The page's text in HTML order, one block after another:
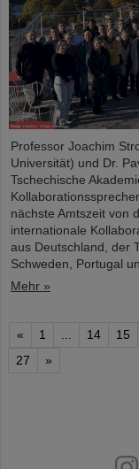
Professor Joachim
Universität) und Dr.
Tschechische
nächste Amtszeit von
internationale
aus Deutschland, der
Schweden, Portugal
Mehr »
« 1 14 15
27
»
youtube